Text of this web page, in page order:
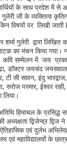
के साथ प्रदेश में से
गुलेरी जी के व्यक्तित्व
विषयों पर लिखी
गुलेरी द्वारा लिखित
नाटक का मंचन किया
कवि सम्मेलन में जय
डॉक्टर जयचंद
सी सावन, इंदु
सरोज परमार, ईश्वर
हिमाचल के प्रसिद्ध
द्विजेन्द्र
ऐतिहासिक एवं दुर्लभ
एवं महाविद्यालयों के